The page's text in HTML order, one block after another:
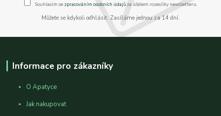
Souhlasím se zpracováním osobních údajůza účelem rozesílky newsletteru.
Můžete se kdykoli odhlásit. Zasíláme jednou za 14 dní.
Informace pro zákazníky
O Apatyce
Jak nakupovat